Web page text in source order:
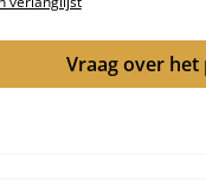
Vraag over